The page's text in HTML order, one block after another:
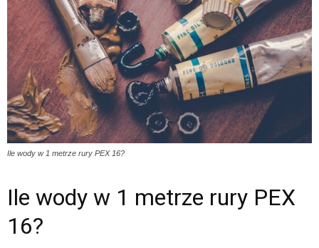
Ile wody w 1 metrze rury PEX 16?
Ile wody w 1 metrze rury PEX
16?